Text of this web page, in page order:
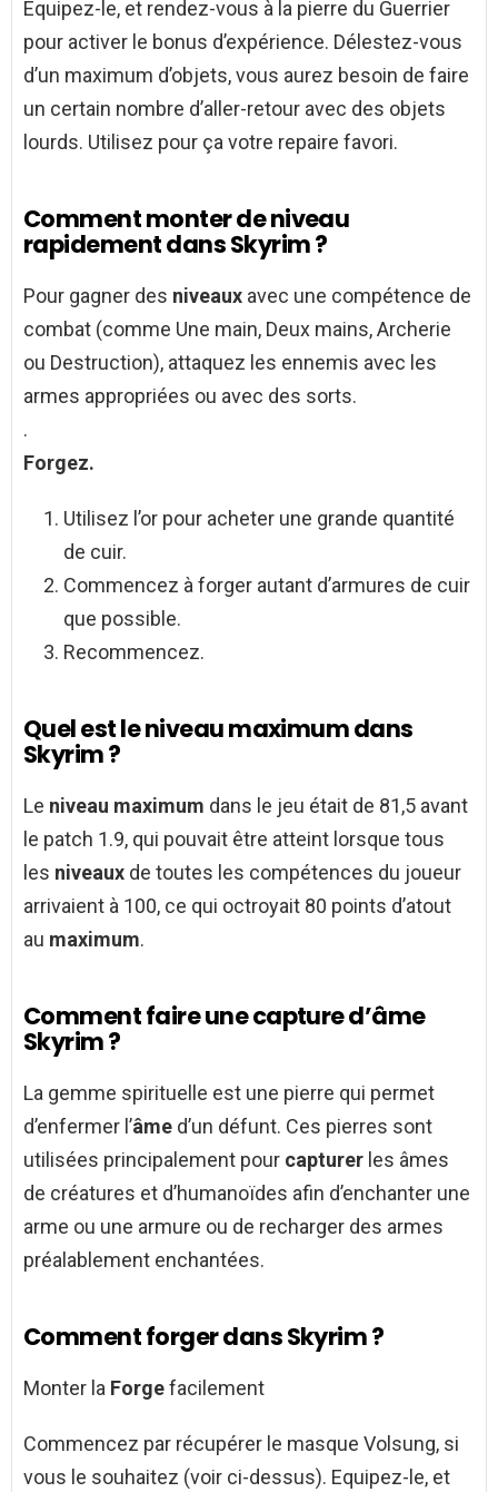
Equipez-le, et rendez-vous à la pierre du Guerrier
pour activer le bonus d’expérience. Délestez-vous
d’un maximum d’objets, vous aurez besoin de faire
un certain nombre d’aller-retour avec des objets
lourds. Utilisez pour ça votre repaire favori.
Comment monter de niveau
rapidement dans Skyrim ?
Pour gagner des niveaux avec une compétence de
combat (comme Une main, Deux mains, Archerie
ou Destruction), attaquez les ennemis avec les
armes appropriées ou avec des sorts.
.
Forgez.
Utilisez l’or pour acheter une grande quantité
de cuir.
Commencez à forger autant d’armures de cuir
que possible.
Recommencez.
Quel est le niveau maximum dans
Skyrim ?
Le niveau maximum dans le jeu était de 81,5 avant
le patch 1.9, qui pouvait être atteint lorsque tous
les niveaux de toutes les compétences du joueur
arrivaient à 100, ce qui octroyait 80 points d’atout
au maximum.
Comment faire une capture d’âme
Skyrim ?
La gemme spirituelle est une pierre qui permet
d’enfermer l’âme d’un défunt. Ces pierres sont
utilisées principalement pour capturer les âmes
de créatures et d’humanoïdes afin d’enchanter une
arme ou une armure ou de recharger des armes
préalablement enchantées.
Comment forger dans Skyrim ?
Monter la Forgefacilement
Commencez par récupérer le masque Volsung, si
vous le souhaitez (voir ci-dessus). Equipez-le, et